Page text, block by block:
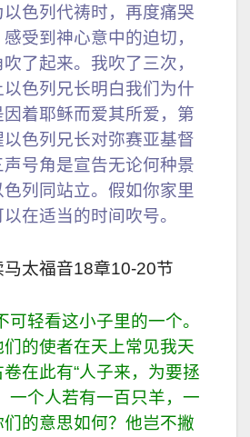
色列代祷时，再度痛哭
受到神心意中的迫切，
了起来。我吹了三次，
色列兄长明白我们为什
着耶稣而爱其所爱，第
色列兄长对弥赛亚基督
号角是宣告无论何种景
列同站立。假如你家里
在适当的时间吹号。
太福音18章10-20节
可轻看这小子里的一个。
的使者在天上常见我天
在此有“人子来，为要拯
一个人若有一百只羊，一
的意思如何？他岂不撇